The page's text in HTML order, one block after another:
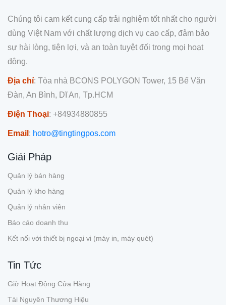
Chúng tôi cam kết cung cấp trải nghiệm tốt nhất cho người
dùng Việt Nam với chất lượng dịch vụ cao cấp, đảm bảo
sự hài lòng, tiện lợi, và an toàn tuyệt đối trong mọi hoạt
động.
Địa chỉ: Tòa nhà BCONS POLYGON Tower, 15 Bế Văn
Đàn, An Bình, Dĩ An, Tp.HCM
Điện Thoại: +84934880855
Email : hotro@tingtingpos.com
Giải Pháp
Quản lý bán hàng
Quản lý kho hàng
Quản lý nhân viên
Báo cáo doanh thu
Kết nối với thiết bị ngoại vi (máy in, máy quét)
Tin Tức
Giờ Hoạt Động Cửa Hàng
Tài Nguyên Thương Hiệu